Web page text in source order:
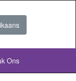
Ons